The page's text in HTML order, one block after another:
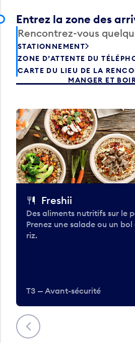
Entrez la zone des
Rencontrez-vous
STATIONNEMENT
ZONE D’ATTENTE DU
CARTE DU LIEU DE LA
MANGER ET
Précédent
Freshii
Des aliments nutritifs sur le
Prenez une salade ou un bol
riz.
T3 — Avant-sécurité